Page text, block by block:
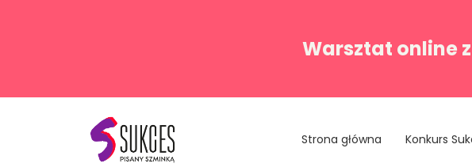
Warsztat online
Strona główna Konkurs